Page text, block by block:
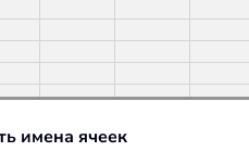
имена ячеек